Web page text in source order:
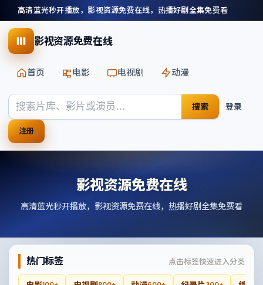
高清蓝光秒开播放，影视资源免费在线，热播好剧全集免费看
影视资源免费在线
首页 电影 电视剧 动漫
搜索 登录
注册
影视资源免费在线
高清蓝光秒开播放，影视资源免费在线，热播好剧全集免费看
热门标签 点击标签快速进入分类